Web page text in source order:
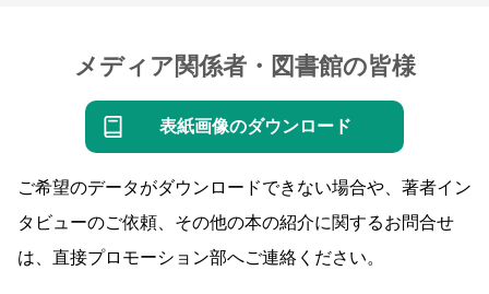
メディア関係者・図書館の皆様
表紙画像のダウンロード
ご希望のデータがダウンロードできない場合や、著者イン
タビューのご依頼、その他の本の紹介に関するお問合せ
は、直接プロモーション部へご連絡ください。